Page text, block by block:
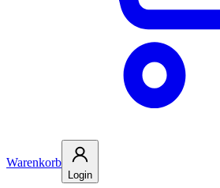
Warenkorb
Login